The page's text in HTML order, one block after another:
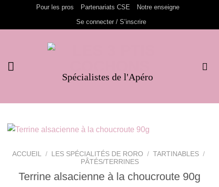
contenu
Pour les pros Partenariats CSE
Notre enseigne
Se connecter / S’inscrire
Spécialistes de l'Apéro
ACCUEIL / LES SPÉCIALITÉS DE RORO / TARTINABLES /
PÂTÉS/TERRINES
Terrine alsacienne à la choucroute 90g